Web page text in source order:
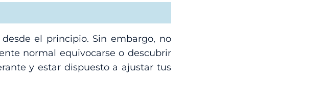
el principio. Sin embargo, no
normal equivocarse o descubrir
y estar dispuesto a ajustar tus